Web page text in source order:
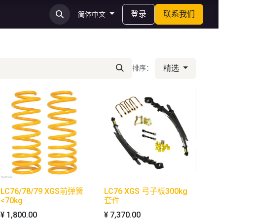
简体中文 登录 联系我们
排序： 精选
LC76/78/79 XGS前弹簧
<70kg
¥ 1,800.00
LC76 XGS 弓子板300kg
套件
¥ 7,370.00